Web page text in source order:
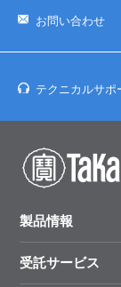
お問い合わせ
テクニカルサポ
製品情報
製品一覧
受託サービス